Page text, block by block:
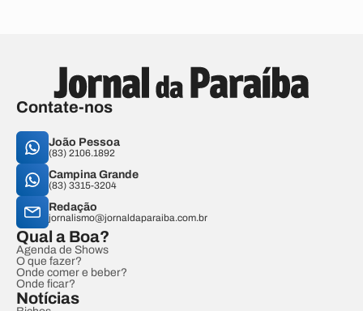
Contate-nos
João Pessoa
(83) 2106.1892
Campina Grande
(83) 3315-3204
Redação
jornalismo@jornaldaparaiba.com.br
Qual a Boa?
Agenda de Shows
O que fazer?
Onde comer e beber?
Onde ficar?
Notícias